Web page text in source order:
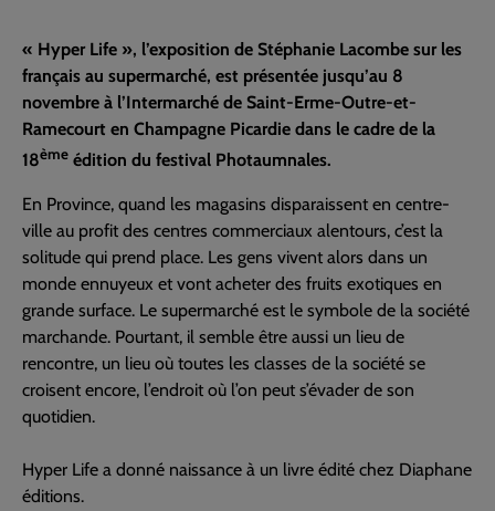
« Hyper Life », l’exposition de Stéphanie Lacombe sur les
français au supermarché, est présentée jusqu’au 8
novembre à l’Intermarché de Saint-Erme-Outre-et-
Ramecourt en Champagne Picardie dans le cadre de la
18ème édition du festival Photaumnales.
En Province, quand les magasins disparaissent en centre-
ville au profit des centres commerciaux alentours, c’est la
solitude qui prend place. Les gens vivent alors dans un
monde ennuyeux et vont acheter des fruits exotiques en
grande surface. Le supermarché est le symbole de la société
marchande. Pourtant, il semble être aussi un lieu de
rencontre, un lieu où toutes les classes de la société se
croisent encore, l’endroit où l’on peut s’évader de son
quotidien.
Hyper Life a donné naissance à un livre édité chez Diaphane
éditions.